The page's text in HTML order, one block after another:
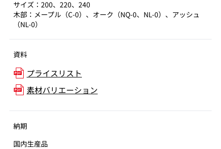
サイズ：200、220、240
木部：メープル（C-0）、オーク（NQ-0、NL-0）、アッシュ
（NL-0）
資料
プライスリスト
素材バリエーション
納期
国内生産品